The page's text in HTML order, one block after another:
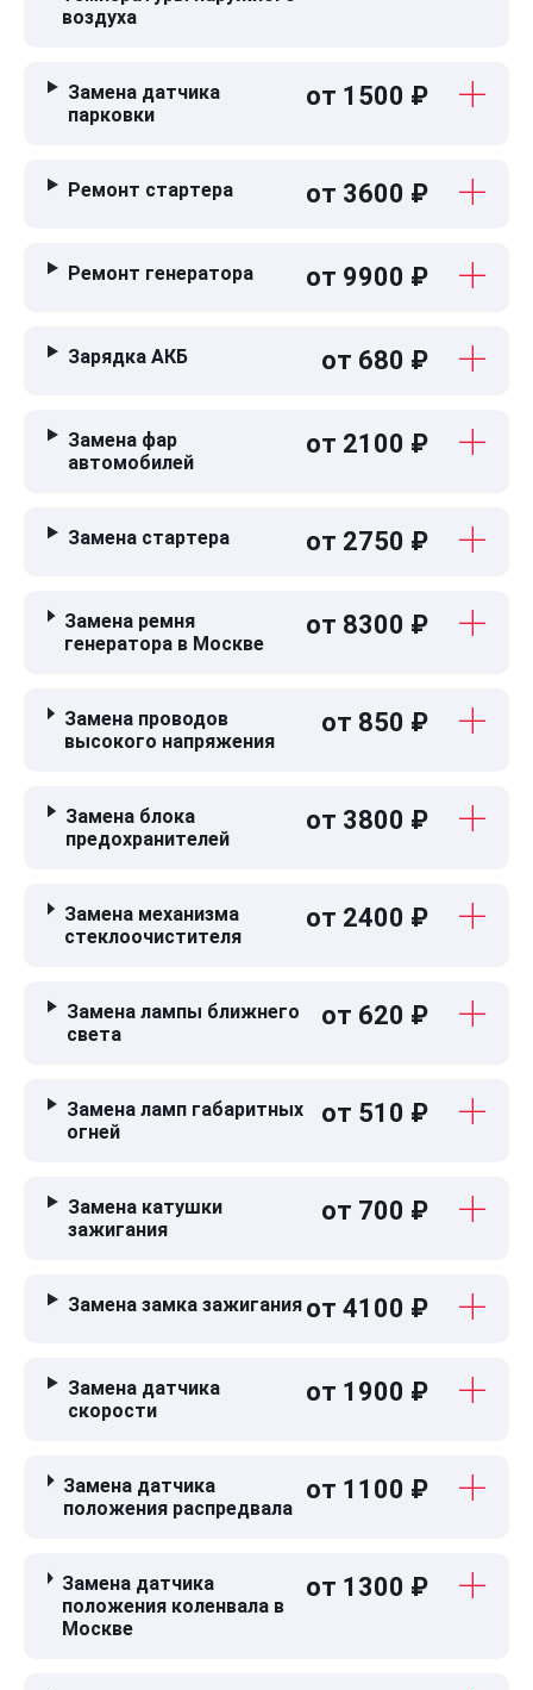
воздуха
Замена датчика
парковки
от 1500 ₽
Ремонт стартера от 3600 ₽
Ремонт генератора от 9900 ₽
Зарядка АКБ от 680 ₽
Замена фар
автомобилей
от 2100 ₽
Замена стартера от 2750 ₽
Замена ремня
генератора в Москве
от 8300 ₽
Замена проводов
высокого напряжения
от 850 ₽
Замена блока
предохранителей
от 3800 ₽
Замена механизма
стеклоочистителя
от 2400 ₽
Замена лампы ближнего
света
от 620 ₽
Замена ламп габаритных
огней
от 510 ₽
Замена катушки
зажигания
от 700 ₽
Замена замка зажигания от 4100 ₽
Замена датчика
скорости
от 1900 ₽
Замена датчика
положения распредвала
от 1100 ₽
Замена датчика
положения коленвала в
Москве
от 1300 ₽